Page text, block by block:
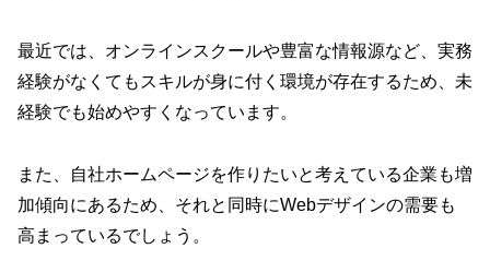
最近では、オンラインスクールや豊富な情報源など、実務
経験がなくてもスキルが身に付く環境が存在するため、未
経験でも始めやすくなっています。
また、自社ホームページを作りたいと考えている企業も増
加傾向にあるため、それと同時にWebデザインの需要も
高まっているでしょう。